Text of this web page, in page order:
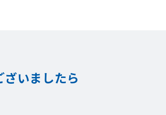
ざいましたら